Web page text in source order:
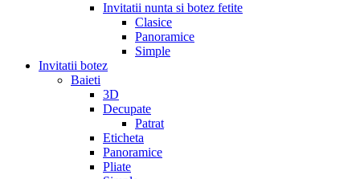
Invitatii nunta si botez fetite
Clasice
Panoramice
Simple
Invitatii botez
Baieti
3D
Decupate
Patrat
Eticheta
Panoramice
Pliate